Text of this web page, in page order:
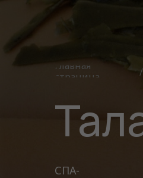
Главная
страница
СПА-
/